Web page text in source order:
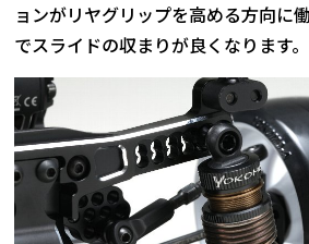
ョンがリヤグリップを高める方向に
でスライドの収まりが良くなります。